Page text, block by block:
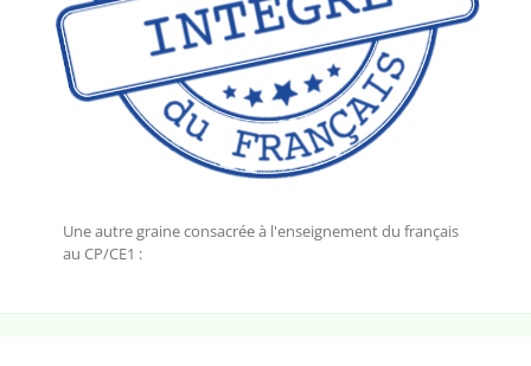
Une autre graine consacrée à l'enseignement du français
au CP/CE1 :